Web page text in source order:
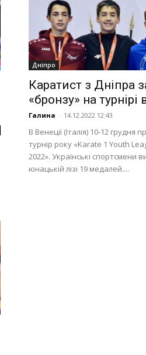
Дніпро
Каратист з Дніпра
«бронзу» на турнірі в
Галина - 14.12.2022 12:43
В Венеції (Італія) 10-12
турнір року «Karate 1 Youth
2022». Українські спортсмени
юнацькій лізі 19 медалей....